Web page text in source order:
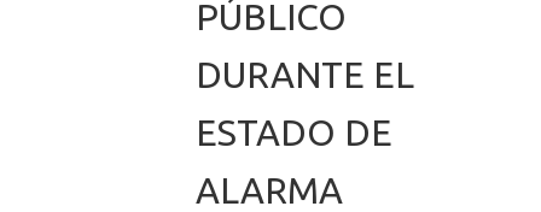
PÚBLICO
DURANTE EL
ESTADO DE
ALARMA